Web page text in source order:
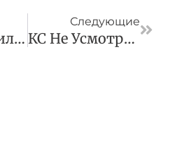
ВС Разъяснил Порядок Оценки Взаимодействия Сторон ДКП При Выявлении В Товаре Недостатков
Следующие
КС Не Усмотрел Нарушений Прав Отстраненного От Обязанностей Госслужащего Из-За Отказа От Вакцинации